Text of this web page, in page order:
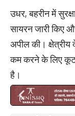
उधर, बहरीन में
सायरन जारी किए
अपील की। क्षेत्रीय
कम करने के लिए
है।